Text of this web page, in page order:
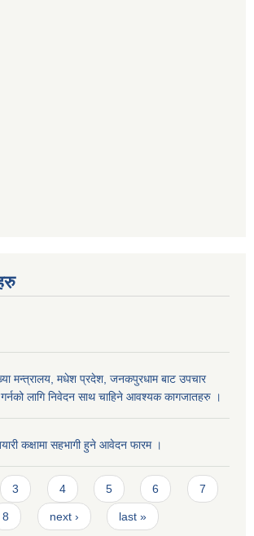
मन्त्रालय, मधेश प्रदेश, जनकपुरधाम बाट उपचार
गर्नको लागि निवेदन साथ चाहिने आवश्यक कागजातहरु ।
कक्षामा सहभागी हुने आवेदन फारम ।
3 4 5 6 7
8 next › last »